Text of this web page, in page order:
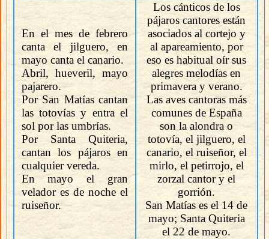
En el mes de febrero
canta el jilguero, en
mayo canta el canario.
Abril, hueveril, mayo
pajarero.
Por San Matías cantan
las totovías y entra el
sol por las umbrías.
Por Santa Quiteria,
cantan los pájaros en
cualquier vereda.
En mayo el gran
velador es de noche el
ruiseñor.
Los cánticos de los
pájaros cantores están
asociados al cortejo y
al apareamiento, por
eso es habitual oír sus
alegres melodías en
primavera y verano.
Las aves cantoras más
comunes de España
son la alondra o
totovía, el jilguero, el
canario, el ruiseñor, el
mirlo, el petirrojo, el
zorzal cantor y el
gorrión.
San Matías es el 14 de
mayo; Santa Quiteria
el 22 de mayo.